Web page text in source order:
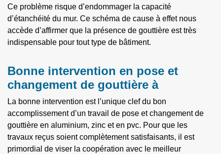
Ce problème risque d’endommager la capacité
d’étanchéité du mur. Ce schéma de cause à effet nous
accède d’affirmer que la présence de gouttière est très
indispensable pour tout type de bâtiment.
Bonne intervention en pose et
changement de gouttière à
La bonne intervention est l’unique clef du bon
accomplissement d’un travail de pose et changement de
gouttière en aluminium, zinc et en pvc. Pour que les
travaux reçus soient complètement satisfaisants, il est
primordial de viser la coopération avec le meilleur